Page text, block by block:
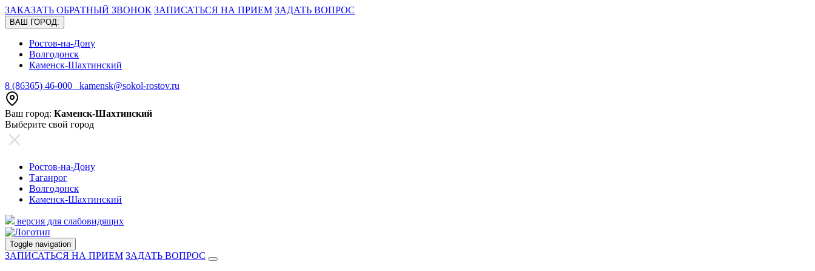
ЗАКАЗАТЬ ОБРАТНЫЙ ЗВОНОК ЗАПИСАТЬСЯ НА ПРИЕМ ЗАДАТЬ ВОПРОС
ВАШ ГОРОД:
Ростов-на-Дону
Волгодонск
Каменск-Шахтинский
8 (86365) 46-000 kamensk@sokol-rostov.ru
Ваш город: Каменск-Шахтинский
Выберите свой город
Ростов-на-Дону
Таганрог
Волгодонск
Каменск-Шахтинский
версия для слабовидящих
Toggle navigation
ЗАПИСАТЬСЯ НА ПРИЕМ ЗАДАТЬ ВОПРОС